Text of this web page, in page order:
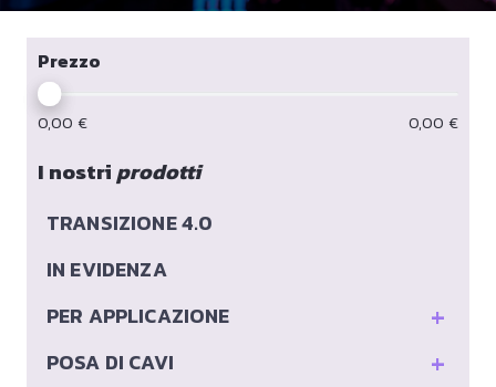
Prezzo
0,00 € 0,00 €
I nostriprodotti
TRANSIZIONE 4.0
IN EVIDENZA
+
PER APPLICAZIONE
+
POSA DI CAVI